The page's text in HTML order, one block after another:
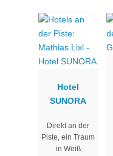
Hotel
SUNORA
Direkt an der
Piste, ein Traum
in Weiß